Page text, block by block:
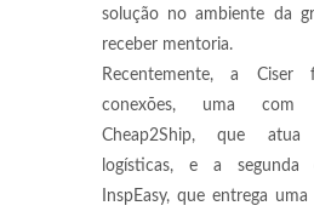
solução no ambiente da
receber mentoria.
Recentemente, a Ciser
conexões, uma com
Cheap2Ship, que
logísticas, e a
InspEasy, que entrega